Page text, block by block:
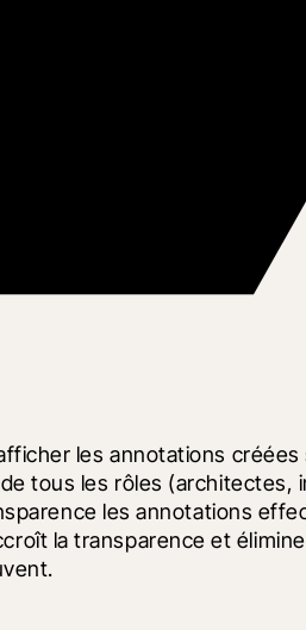
les annotations créées
tous les rôles (architectes,
les annotations
la transparence et